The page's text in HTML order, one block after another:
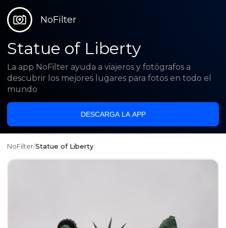
NoFilter
Statue of Liberty
La app NoFilter ayuda a viajeros y fotógrafos a
descubrir los mejores lugares para fotos en todo el
mundo
DESCARGA LA APP
NoFilter/Statue of Liberty